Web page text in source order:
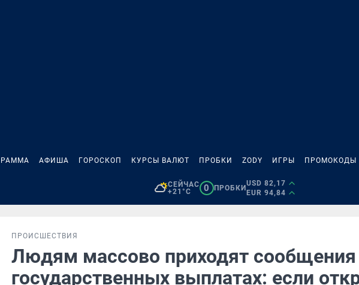
АФИША ГОРОСКОП КУРСЫ ВАЛЮТ ПРОБКИ ZODY ИГРЫ ПРОМОКОДЫ
СЕЙЧАС
+21°C
0 ПРОБКИ
USD 82,17
EUR 94,84
ПРОИСШЕСТВИЯ
Людям массово приходят
государственных выплатах: если